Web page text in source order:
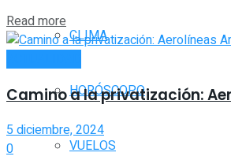
CLIMA
HORÓSCOPO
VUELOS
Read more
Camino a la privatización:
5 diciembre, 2024
0